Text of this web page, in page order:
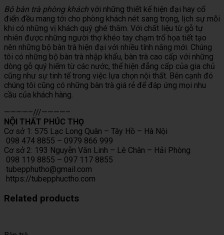
Bộ bàn trà phòng khách với những thiết kế hiện đại hay cổ
điển đều mang tới cho phòng khách nét sang trọng, lịch sự mỗi
khi có những vị khách quý ghé thăm. Với chất liệu từ gỗ tự
nhiên được những người thợ khéo tay chạm trổ họa tiết tạo
nên những bộ bàn trà hiện đại với nhiều tính năng mới. Chúng
tôi có những bộ bàn trà nhập khẩu, bàn trà cao cấp với những
dòng gỗ quý hiếm từ các nước, thể hiện đẳng cấp của gia chủ
cũng như sự tinh tế trong việc lựa chọn nội thất. Bên cạnh đó
chúng tôi cũng có những bàn trà giá rẻ để đáp ứng mọi nhu
cầu của khách hàng.
————–///————–
NỘI THẤT PHÚC THỌ
Cơ sở 1: 575 Lạc Long Quân – Tây Hồ – Hà Nội
098 474 8855 – 0979 866 999
Cơ sở 2: 193 Nguyễn Văn Linh – Lê Chân – Hải Phòng
098 119 8855 – 097 117 8855
tubepphutho@gmail.com
https://tubepphuctho.com
Related products